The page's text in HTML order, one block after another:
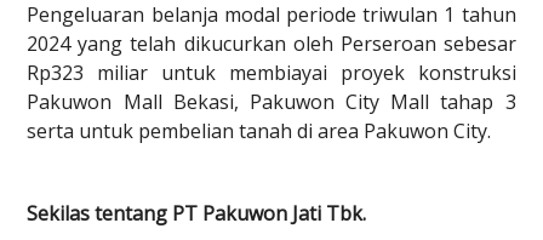
Pengeluaran belanja modal periode triwulan 1 tahun
2024 yang telah dikucurkan oleh Perseroan sebesar
Rp323 miliar untuk membiayai proyek konstruksi
Pakuwon Mall Bekasi, Pakuwon City Mall tahap 3
serta untuk pembelian tanah di area Pakuwon City.
Sekilas tentang PT Pakuwon Jati Tbk.